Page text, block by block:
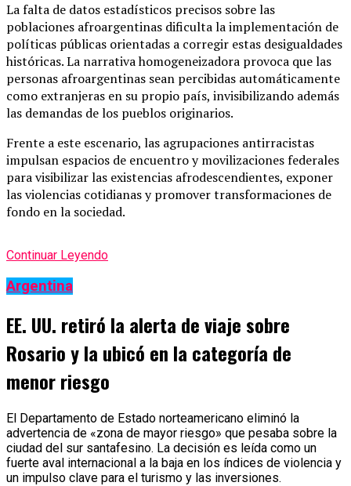
La falta de datos estadísticos precisos sobre las
poblaciones afroargentinas dificulta la implementación de
políticas públicas orientadas a corregir estas desigualdades
históricas. La narrativa homogeneizadora provoca que las
personas afroargentinas sean percibidas automáticamente
como extranjeras en su propio país, invisibilizando además
las demandas de los pueblos originarios.
Frente a este escenario, las agrupaciones antirracistas
impulsan espacios de encuentro y movilizaciones federales
para visibilizar las existencias afrodescendientes, exponer
las violencias cotidianas y promover transformaciones de
fondo en la sociedad.
Continuar Leyendo
Argentina
EE. UU. retiró la alerta de viaje sobre
Rosario y la ubicó en la categoría de
menor riesgo
El Departamento de Estado norteamericano eliminó la
advertencia de «zona de mayor riesgo» que pesaba sobre la
ciudad del sur santafesino. La decisión es leída como un
fuerte aval internacional a la baja en los índices de violencia y
un impulso clave para el turismo y las inversiones.